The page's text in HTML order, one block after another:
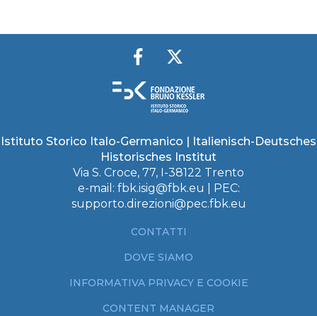
Istituto Storico Italo-Germanico | Italienisch-Deutsches
Historisches Institut
Via S. Croce, 77, I-38122 Trento
e-mail: fbk.isig@fbk.eu | PEC:
supporto.direzioni@pec.fbk.eu
CONTATTI
DOVE SIAMO
INFORMATIVA PRIVACY E COOKIE
CONTENT MANAGER